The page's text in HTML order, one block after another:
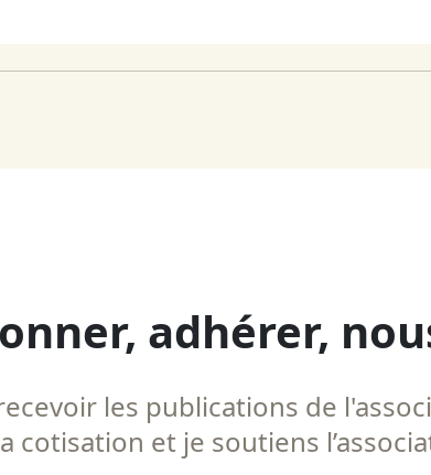
adhérer,
les publications de
cotisation et je soutiens